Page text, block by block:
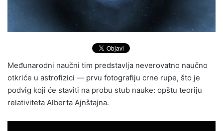
Međunarodni naučni tim predstavlja neverovatno naučno
otkriće u astrofizici — prvu fotografiju crne rupe, što je
podvig koji će staviti na probu stub nauke: opštu teoriju
relativiteta Alberta Ajnštajna.